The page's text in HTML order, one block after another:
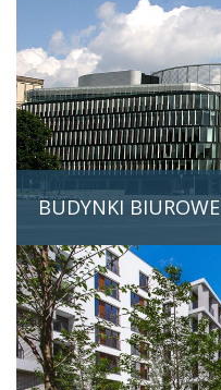
BUDYNKI BIUROWE